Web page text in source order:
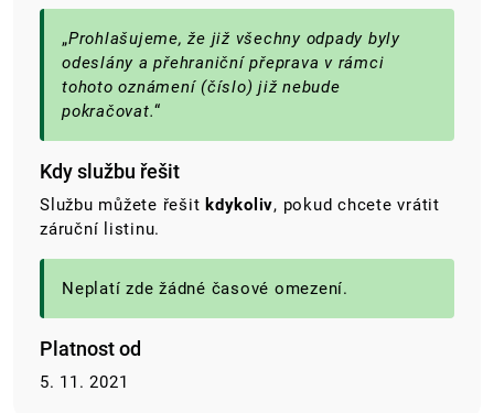
„Prohlašujeme, že již všechny odpady byly
odeslány a přehraniční přeprava v rámci
tohoto oznámení (číslo) již nebude
pokračovat.“
Kdy službu řešit
Službu můžete řešit kdykoliv, pokud chcete vrátit
záruční listinu.
Neplatí zde žádné časové omezení.
Platnost od
5. 11. 2021